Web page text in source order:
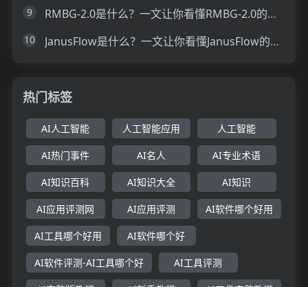
9 RMBG-2.0是什么？一文让你看懂RMBG-2.0的技术原理、主要功能、应用场景
10 JanusFlow是什么？一文让你看懂JanusFlow的技术原理、主要功能、应用场景
热门标签
AI人工智能 人工智能应用 人工智能
AI热门事件 AI名人 AI专业术语
AI知识百科 AI知识大全 AI知识
AI应用评测网 AI应用评测 AI软件哪个好用
AI工具哪个好用 AI软件哪个好
AI软件评测-AI工具哪个好 AI工具评测